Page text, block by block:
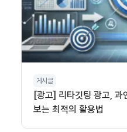
게시글
[광고] 리타깃팅 광고, 과
보는 최적의 활용법